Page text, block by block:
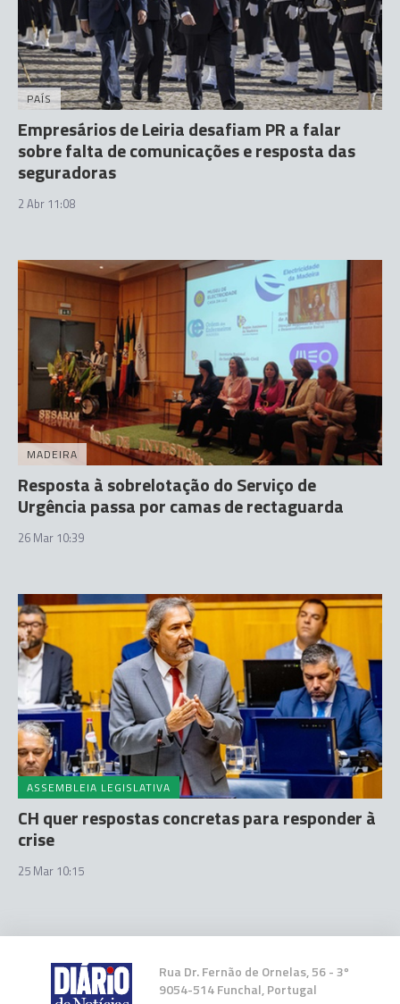
PAÍS
Empresários de Leiria desafiam PR a falar
sobre falta de comunicações e resposta das
seguradoras
2 Abr 11:08
MADEIRA
Resposta à sobrelotação do Serviço de
Urgência passa por camas de rectaguarda
26 Mar 10:39
ASSEMBLEIA LEGISLATIVA
CH quer respostas concretas para responder à
crise
25 Mar 10:15
Rua Dr. Fernão de Ornelas, 56 - 3º
9054-514 Funchal, Portugal